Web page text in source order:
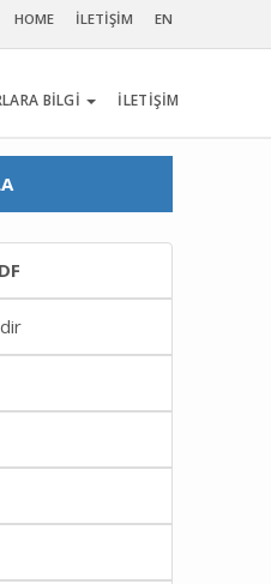
HOME İLETİŞİM EN
BİLGİ İLETİŞİM